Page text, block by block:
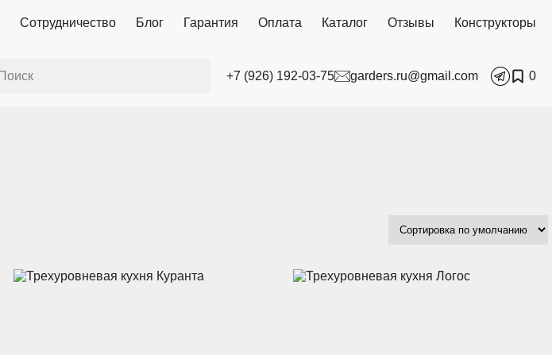
Сотрудничество Блог Гарантия Оплата Каталог Отзывы Конструкторы
+7 (926) 192-03-75 garders.ru@gmail.com 0